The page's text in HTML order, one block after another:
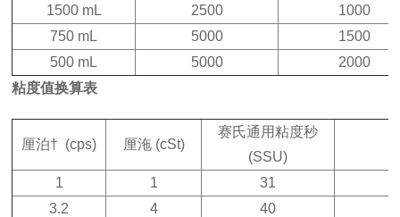
1500 mL
2500
1000
750 mL
5000
1500
500 mL
5000
2000
粘度值换算表
厘泊† (cps) 厘沲 (cSt)
赛氏通用粘度秒
(SSU)
1
1
31
3.2
4
40